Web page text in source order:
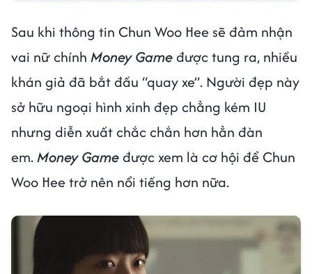
Sau khi thông tin Chun Woo Hee sẽ đảm nhận
vai nữ chính Money Gameđược tung ra, nhiều
khán giả đã bắt đầu “quay xe”. Người đẹp này
sở hữu ngoại hình xinh đẹp chẳng kém IU
nhưng diễn xuất chắc chắn hơn hẳn đàn
em.Money Gameđược xem là cơ hội để Chun
Woo Hee trở nên nổi tiếng hơn nữa.